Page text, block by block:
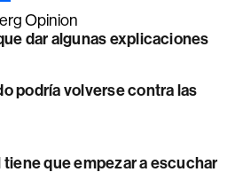
Opinion
dar algunas explicaciones
podría volverse contra las
tiene que empezar a escuchar